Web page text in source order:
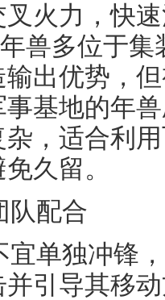
火力，快
兽多位于
出优势，
基地的年
，适合利
久留。
队配合
宜单独冲锋
引导其移